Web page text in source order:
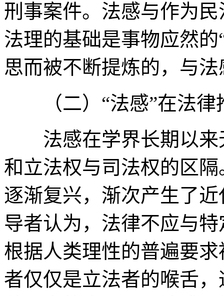
刑事案件。法感与作为
法理的基础是事物应然
思而被不断提炼的，与
（二）“法感”在法律
法感在学界长期以来
和立法权与司法权的区
逐渐复兴，渐次产生了
导者认为，法律不应与
根据人类理性的普遍要
者仅仅是立法者的喉舌